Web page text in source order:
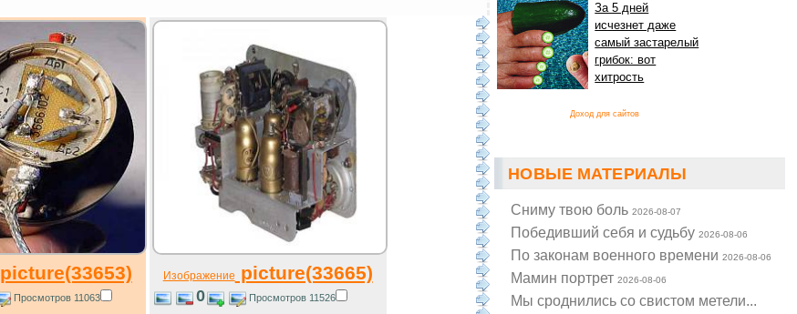
За 5 дней
исчезнет даже
самый застарелый
грибок: вот
хитрость
Доход для сайтов
НОВЫЕ МАТЕРИАЛЫ
Cниму твою боль2026-08-07
Победивший себя и судьбу2026-08-06
По законам военного времени2026-08-06
Мамин портрет2026-08-06
Мы сроднились со свистом метели...
picture(33653)
Просмотров 11063
Изображение picture(33665)
0 Просмотров 11526